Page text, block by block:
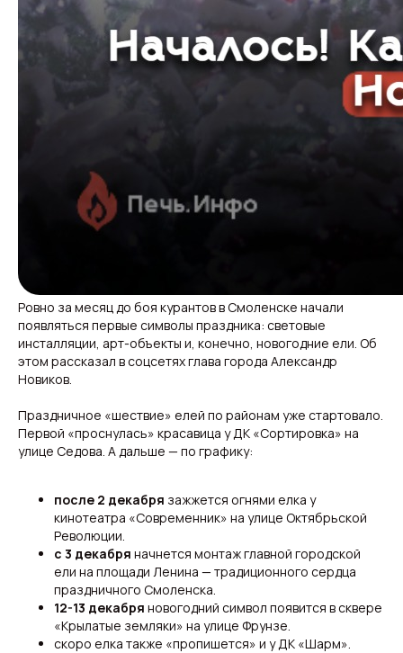
Ровно за месяц до боя курантов в Смоленске начали
появляться первые символы праздника: световые
инсталляции, арт-объекты и, конечно, новогодние ели. Об
этом рассказал в соцсетях глава города Александр
Новиков.
Праздничное «шествие» елей по районам уже стартовало.
Первой «проснулась» красавица у ДК «Сортировка» на
улице Седова. А дальше — по графику:
после 2 декабря зажжется огнями елка у
кинотеатра «Современник» на улице Октябрьской
Революции.
с 3 декабря начнется монтаж главной городской
ели на площади Ленина — традиционного сердца
праздничного Смоленска.
12-13 декабря новогодний символ появится в сквере
«Крылатые земляки» на улице Фрунзе.
скоро елка также «пропишется» и у ДК «Шарм».
Свежие новости с жару — честно и по делу!
Добро пожаловать на кухню актуальных новостей!
Происшествия
Подборки
Смоленск